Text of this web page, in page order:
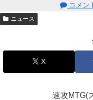
コメン
ニュース
X
速攻MTG(